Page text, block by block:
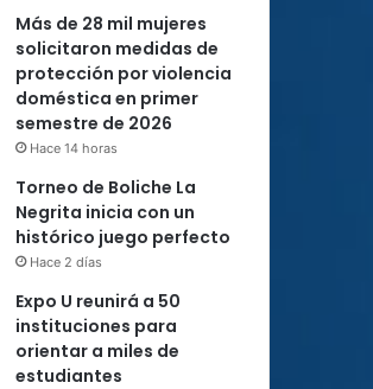
Más de 28 mil mujeres
solicitaron medidas de
protección por violencia
doméstica en primer
semestre de 2026
Hace 14 horas
Torneo de Boliche La
Negrita inicia con un
histórico juego perfecto
Hace 2 días
Expo U reunirá a 50
instituciones para
orientar a miles de
estudiantes